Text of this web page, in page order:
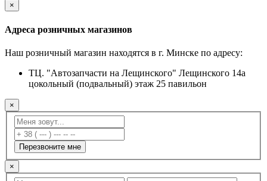
×
Адреса розничных магазинов
Наш розничный магазин находятся в г. Минске по адресу:
ТЦ. "Автозапчасти на Лещинского" Лещинского 14а
цокольный (подвальный) этаж 25 павильон
×
Перезвоните мне
×